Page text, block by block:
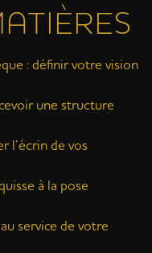
: définir votre vision
une structure
l’écrin de vos
à la pose
service de votre